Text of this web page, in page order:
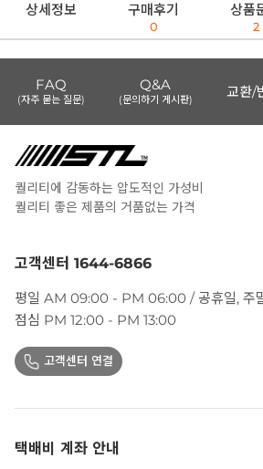
상세정보 구매후기
0
상품
2
FAQ
(자주 묻는 질문)
Q&A
(문의하기 게시판) 교환/
퀄리티에 감동하는 압도적인 가성비
퀄리티 좋은 제품의 거품없는 가격
고객센터 1644-6866
평일 AM 09:00 - PM 06:00 / 공휴일, 주
점심 PM 12:00 - PM 13:00
고객센터 연결
택배비 계좌 안내